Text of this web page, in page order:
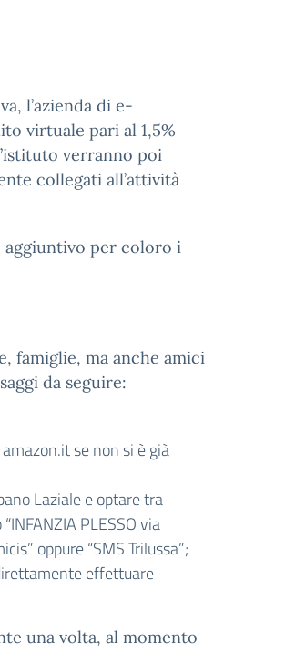
l’azienda di e-
virtuale pari al 1,5%
verranno poi
collegati all’attività
aggiuntivo per coloro i
famiglie, ma anche amici
da seguire:
se non si è già
Laziale e optare tra
PLESSO via
oppure “SMS Trilussa”;
effettuare
una volta, al momento